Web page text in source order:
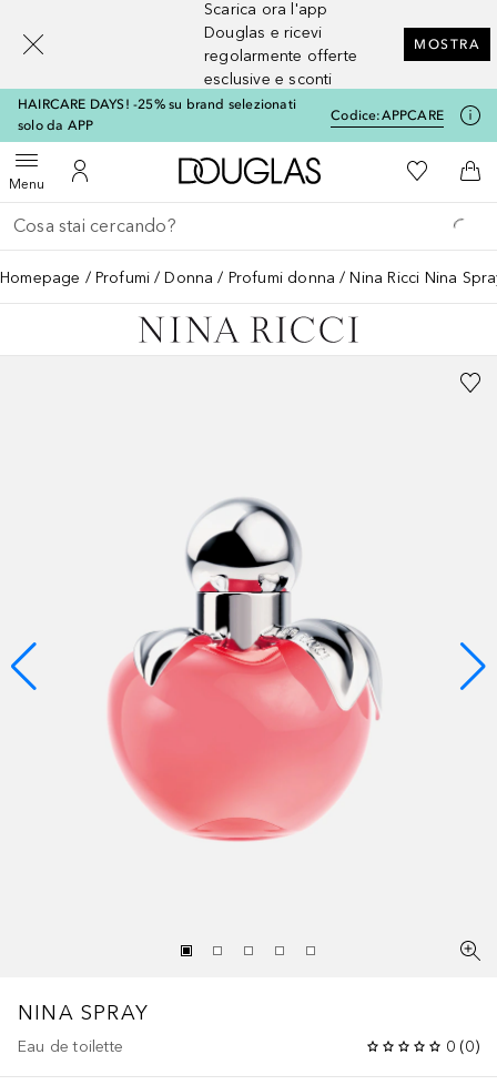
Scarica ora l'app
Douglas e ricevi
regolarmente offerte
esclusive e sconti
MOSTRA
HAIRCARE DAYS! -25% su brand selezionati
solo da APP
Codice:APPCARE
MenuApri menuAl Mio Account
A Douglas HomeAlla Mia
Al
Torna indietro
Esegui ricerca
Homepage Profumi Donna Profumi donna Nina Ricci Nina
NINA SPRAY
Eau de toilette 0 (0)
[navigation.slideout.screenreader]